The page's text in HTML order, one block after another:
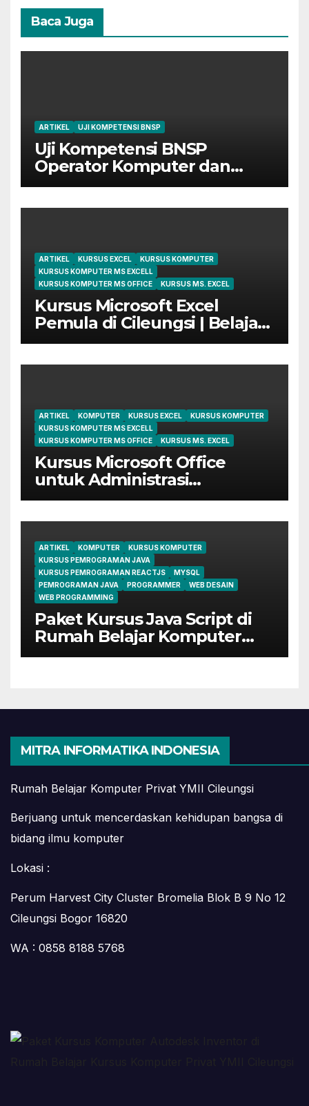
Baca Juga
ARTIKEL UJI KOMPETENSI BNSP
Uji Kompetensi BNSP
Operator Komputer dan
Digital Marketing di Bekasi
ARTIKEL KURSUS EXCEL
KURSUS KOMPUTER
KURSUS KOMPUTER MS EXCELL
KURSUS KOMPUTER MS OFFICE
KURSUS MS. EXCEL
Kursus Microsoft Excel
Pemula di Cileungsi | Belajar
dari Dasar Sampai Mahir
ARTIKEL KOMPUTER KURSUS EXCEL
KURSUS KOMPUTER
KURSUS KOMPUTER MS EXCELL
KURSUS KOMPUTER MS OFFICE
KURSUS MS. EXCEL
Kursus Microsoft Office
untuk Administrasi
Perkantoran di Cileungsi
ARTIKEL KOMPUTER
KURSUS KOMPUTER
KURSUS PEMROGRAMAN JAVA
KURSUS PEMROGRAMAN REACTJS
MYSQL
PEMROGRAMAN JAVA
PROGRAMMER
WEB DESAIN
WEB PROGRAMMING
Paket Kursus Java Script di
Rumah Belajar Komputer
YMII Cileungsi
MITRA INFORMATIKA INDONESIA
Rumah Belajar Komputer Privat YMII Cileungsi
Berjuang untuk mencerdaskan kehidupan bangsa di
bidang ilmu komputer
Lokasi :
Perum Harvest City Cluster Bromelia Blok B 9 No 12
Cileungsi Bogor 16820
WA : 0858 8188 5768